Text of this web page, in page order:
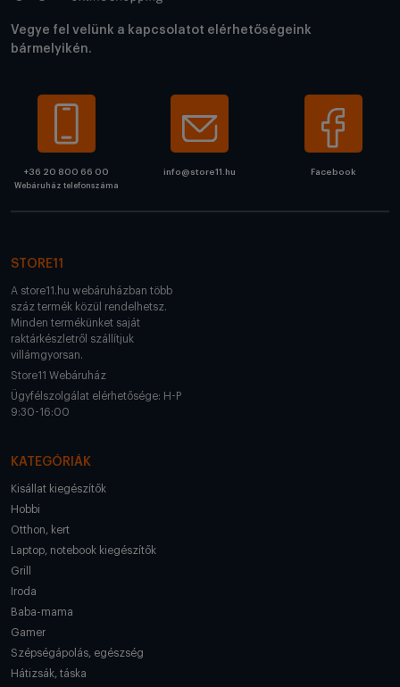
Vegye fel velünk a kapcsolatot elérhetőségeink
bármelyikén.
+36 20 800 66 00
Webáruház telefonszáma
info@store11.hu Facebook
STORE11
A store11.hu webáruházban több
száz termék közül rendelhetsz.
Minden termékünket saját
raktárkészletről szállítjuk
villámgyorsan.
Store11 Webáruház
Ügyfélszolgálat elérhetősége: H-P
9:30-16:00
KATEGÓRIÁK
Kisállat kiegészítők
Hobbi
Otthon, kert
Laptop, notebook kiegészítők
Grill
Iroda
Baba-mama
Gamer
Szépségápolás, egészség
Hátizsák, táska